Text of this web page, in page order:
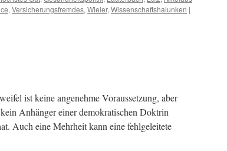
,Versicherungsfremdes,Wieler,Wissenschaftshalunken |
ist keine angenehme Voraussetzung, aber
Anhänger einer demokratischen Doktrin
Auch eine Mehrheit kann eine fehlgeleitete